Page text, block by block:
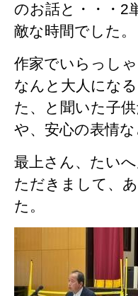
のお話と・・・2
敵な時間でした。
作家でいらっし
なんと大人にな
た、と聞いた子
や、安心の表情
最上さん、たい
ただきまして、
た。